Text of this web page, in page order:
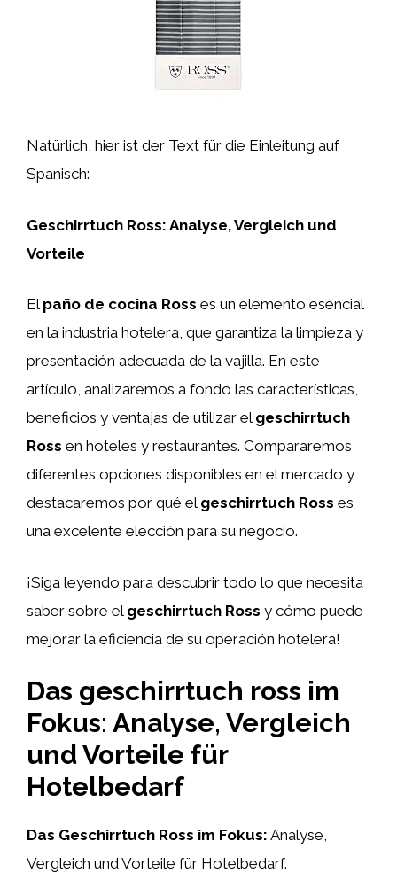
Natürlich, hier ist der Text für die Einleitung auf
Spanisch:
Geschirrtuch Ross: Analyse, Vergleich und
Vorteile
El paño de cocina Ross es un elemento esencial
en la industria hotelera, que garantiza la limpieza y
presentación adecuada de la vajilla. En este
artículo, analizaremos a fondo las características,
beneficios y ventajas de utilizar el geschirrtuch
Ross en hoteles y restaurantes. Compararemos
diferentes opciones disponibles en el mercado y
destacaremos por qué el geschirrtuch Ross es
una excelente elección para su negocio.
¡Siga leyendo para descubrir todo lo que necesita
saber sobre el geschirrtuch Ross y cómo puede
mejorar la eficiencia de su operación hotelera!
Das geschirrtuch ross im
Fokus: Analyse, Vergleich
und Vorteile für
Hotelbedarf
Das Geschirrtuch Ross im Fokus: Analyse,
Vergleich und Vorteile für Hotelbedarf.